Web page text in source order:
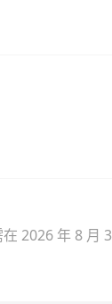
2026 年 8 月